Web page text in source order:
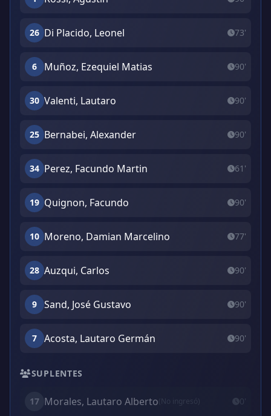
26 Di Placido, Leonel 73'
6 Muñoz, Ezequiel Matias 90'
30 Valenti, Lautaro 90'
25 Bernabei, Alexander 90'
34 Perez, Facundo Martin 61'
19 Quignon, Facundo 90'
10 Moreno, Damian Marcelino 77'
28 Auzqui, Carlos 90'
9 Sand, José Gustavo 90'
7 Acosta, Lautaro Germán 90'
SUPLENTES
17 Morales, Lautaro Alberto(No ingresó) 0'